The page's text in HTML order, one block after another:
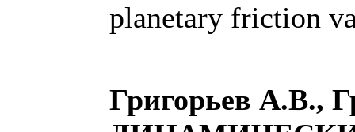
planetary friction
Григорьев А.В.,